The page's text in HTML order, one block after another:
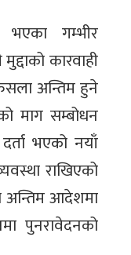
भएका गम्भीर
कारवाही
अन्तिम हुने
माग सम्बोधन
भएको नयाँ
राखिएको
आदेशमा
पुनरावेदनको